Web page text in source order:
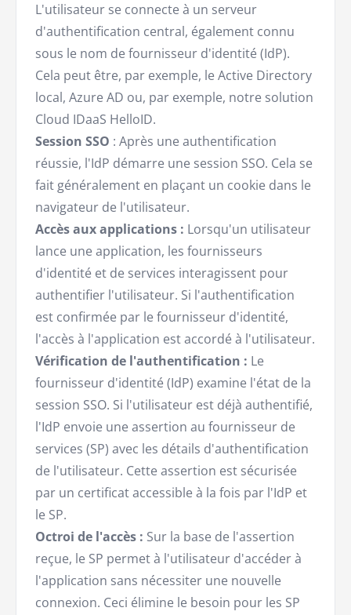
L'utilisateur se connecte à un serveur
d'authentification central, également connu
sous le nom de fournisseur d'identité (IdP).
Cela peut être, par exemple, le Active Directory
local, Azure AD ou, par exemple, notre solution
Cloud IDaaS HelloID.
Session SSO : Après une authentification
réussie, l'IdP démarre une session SSO. Cela se
fait généralement en plaçant un cookie dans le
navigateur de l'utilisateur.
Accès aux applications : Lorsqu'un utilisateur
lance une application, les fournisseurs
d'identité et de services interagissent pour
authentifier l'utilisateur. Si l'authentification
est confirmée par le fournisseur d'identité,
l'accès à l'application est accordé à l'utilisateur.
Vérification de l'authentification : Le
fournisseur d'identité (IdP) examine l'état de la
session SSO. Si l'utilisateur est déjà authentifié,
l'IdP envoie une assertion au fournisseur de
services (SP) avec les détails d'authentification
de l'utilisateur. Cette assertion est sécurisée
par un certificat accessible à la fois par l'IdP et
le SP.
Octroi de l'accès : Sur la base de l'assertion
reçue, le SP permet à l'utilisateur d'accéder à
l'application sans nécessiter une nouvelle
connexion. Ceci élimine le besoin pour les SP